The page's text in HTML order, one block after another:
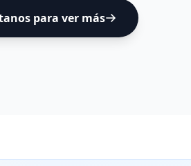
para ver más